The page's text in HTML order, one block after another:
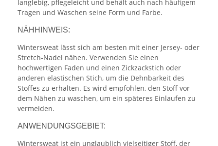
langlebig, pflegeleicht und behält auch nach häufigem
Tragen und Waschen seine Form und Farbe.
NÄHHINWEIS:
Wintersweat lässt sich am besten mit einer Jersey- oder
Stretch-Nadel nähen. Verwenden Sie einen
hochwertigen Faden und einen Zickzackstich oder
anderen elastischen Stich, um die Dehnbarkeit des
Stoffes zu erhalten. Es wird empfohlen, den Stoff vor
dem Nähen zu waschen, um ein späteres Einlaufen zu
vermeiden.
ANWENDUNGSGEBIET:
Wintersweat ist ein unglaublich vielseitiger Stoff, der